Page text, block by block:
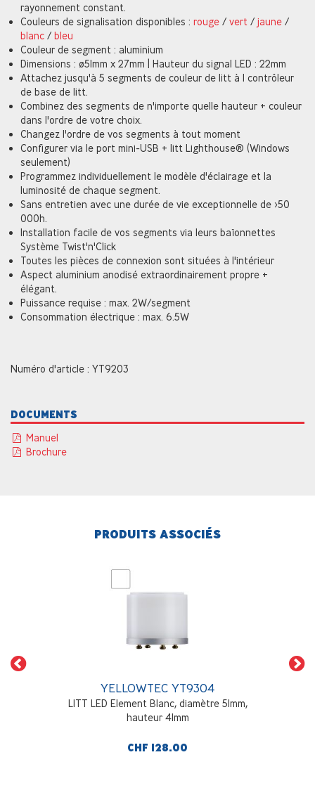
rayonnement constant.
Couleurs de signalisation disponibles :rouge /vert /jaune /
blanc /bleu
Couleur de segment : aluminium
Dimensions : ø51mm x 27mm | Hauteur du signal LED : 22mm
Attachez jusqu'à 5 segments de couleur de litt à 1 contrôleur
de base de litt.
Combinez des segments de n'importe quelle hauteur + couleur
dans l'ordre de votre choix.
Changez l'ordre de vos segments à tout moment
Configurer via le port mini-USB + litt Lighthouse® (Windows
seulement)
Programmez individuellement le modèle d'éclairage et la
luminosité de chaque segment.
Sans entretien avec une durée de vie exceptionnelle de >50
000h.
Installation facile de vos segments via leurs baïonnettes
Système Twist'n'Click
Toutes les pièces de connexion sont situées à l'intérieur
Aspect aluminium anodisé extraordinairement propre +
élégant.
Puissance requise : max. 2W/segment
Consommation électrique : max. 6.5W
Numéro d'article : YT9203
DOCUMENTS
Manuel
Brochure
PRODUITS ASSOCIÉS
YELLOWTEC YT9304
LITT LED Element Blanc, diamètre 51mm,
hauteur 41mm
CHF 128.00